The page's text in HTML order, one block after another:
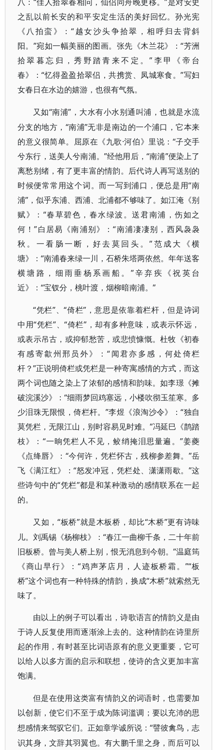
之乱以前长安的和平安定生活的美好回忆。孙光宪
《八拍蛮》：“越女沙头争拾翠，相呼归去背斜
阳。”宛如一幅美丽的图画。张先《木兰花》：“芳洲
拾翠暮忘归，秀野踏青来不定。”李甲《帝台
春》：“忆得盈盈拾翠侣，共携赏、凤城寒食。”写妇
女春日在水边的嬉游，也很有气氛。
又如“南浦”，大水有小水别通叫浦，也就是水流
分支的地方，“南浦”无非是南边的一个浦口，它本来
的意义很简单。屈原在《九歌·河伯》里说：“子交手
兮东行，送美人兮南浦。”经他用后，“南浦”便染上了
离愁别绪，有了更丰富的情韵。后代诗人再写送别的
时候便常常用这个词。而一写到浦口，便总是用“南
浦”，似乎东浦、西浦、北浦都不够味了。如江淹《别
赋》：“春草碧色，春水绿波。送君南浦，伤如之
何！”白居易《南浦别》：“南浦凄凄别，西风袅袅
秋。一看肠一断，好去莫回头。”范成大《横
塘》：“南浦春来绿一川，石桥朱塔两依然。年年送客
横塘路，细雨垂杨系画船。”辛弃疾《祝英台
近》：“宝钗分，桃叶渡，烟柳暗南浦。”
“凭栏”、“倚栏”，意思是依靠着栏杆，但是诗词
中用“凭栏”、“倚栏”，却有多种意味，或表示怀远，
或表示吊古，或抑郁愁苦，或悲愤慷慨。杜牧《初春
有感寄歙州邢员外》：“闻君亦多感，何处倚栏
杆？”正说明倚栏或凭栏是一种寄寓感情的方式，而这
两个词也随之染上了浓郁的感情和韵味。如李璟《摊
破浣溪沙》：“细雨梦回鸡塞远，小楼吹彻玉笙寒。多
少泪珠无限恨，倚栏杆。”李煜《浪淘沙令》：“独自
莫凭栏，无限江山，别时容易见时难。”冯延巳《鹊踏
枝》：“一晌凭栏人不见，鲛绡掩泪思量遍。”姜夔
《点绛唇》：“今何许，凭栏怀古，残柳参差舞。”岳
飞《满江红》：“怒发冲冠，凭栏处、潇潇雨歇。”这
些诗句中的“凭栏”都是和某种激动的感情联系在一起
的。
又如， “板桥”就是木板桥，却比“木桥”更有诗味
儿。刘禹锡《杨柳枝》：“春江一曲柳千条，二十年前
旧板桥。曾与美人桥上别，恨无消息到今朝。”温庭筠
《商山早行》：“鸡声茅店月，人迹板桥霜。”“板
桥”这个词也有一种特殊的情韵，换成“木桥”就索然无
味了。
由以上的例子可以看出，诗歌语言的情韵义是由
于诗人反复使用而逐渐涂上去的。这种情韵在诗里所
起的作用，有时甚至比词语原有的意义更重要，它可
以给人以多方面的启示和联想，使诗的含义更加丰富
饱满。
但是在使用这类富有情韵义的词语时，也需要加
以创新，使它们不至于成为陈词滥调；要以充沛的思
想感情来驾驭它们。正如章学诚所说：“譬彼禽鸟，志
识其身，文辞其羽翼也。有大鹏千里之身，而后可以